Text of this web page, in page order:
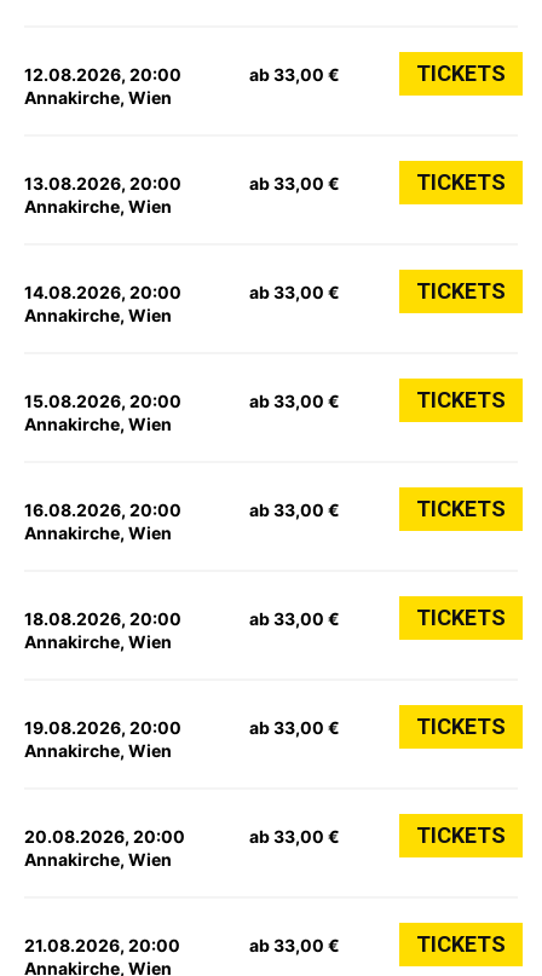
12.08.2026, 20:00
Annakirche, Wien
ab 33,00 € TICKETS
13.08.2026, 20:00
Annakirche, Wien
ab 33,00 € TICKETS
14.08.2026, 20:00
Annakirche, Wien
ab 33,00 € TICKETS
15.08.2026, 20:00
Annakirche, Wien
ab 33,00 € TICKETS
16.08.2026, 20:00
Annakirche, Wien
ab 33,00 € TICKETS
18.08.2026, 20:00
Annakirche, Wien
ab 33,00 € TICKETS
19.08.2026, 20:00
Annakirche, Wien
ab 33,00 € TICKETS
20.08.2026, 20:00
Annakirche, Wien
ab 33,00 € TICKETS
21.08.2026, 20:00
Annakirche, Wien
ab 33,00 € TICKETS